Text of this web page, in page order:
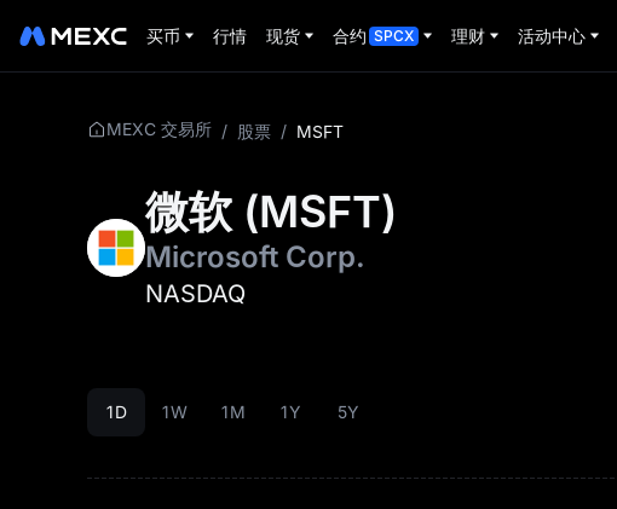
买币 行情 现货 合约 SPCX 理财 活动中心
MEXC 交易所 / 股票 / MSFT
微软 (MSFT)
Microsoft Corp.
NASDAQ
1D 1W 1M 1Y 5Y